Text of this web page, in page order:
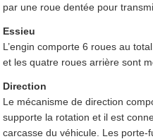
par une roue dentée pour
Essieu
L’engin comporte 6 roues au
et les quatre roues arrière sont
Direction
Le mécanisme de direction
supporte la rotation et il est
carcasse du véhicule. Les